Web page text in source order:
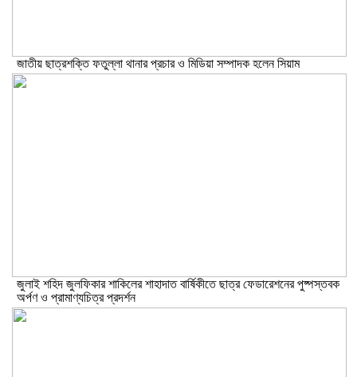
জাতীয় ছাত্রশক্তি ফতুল্লা থানার প্রচার ও মিডিয়া সম্পাদক হলেন সিয়াম
​জুলাই শহিদ জুলফিকার শাকিলের শাহাদাত বার্ষিকীতে ছাত্র ফেডারেশনের পুষ্পস্তবক
অর্পণ ও প্রামাণ্যচিত্র প্রদর্শন